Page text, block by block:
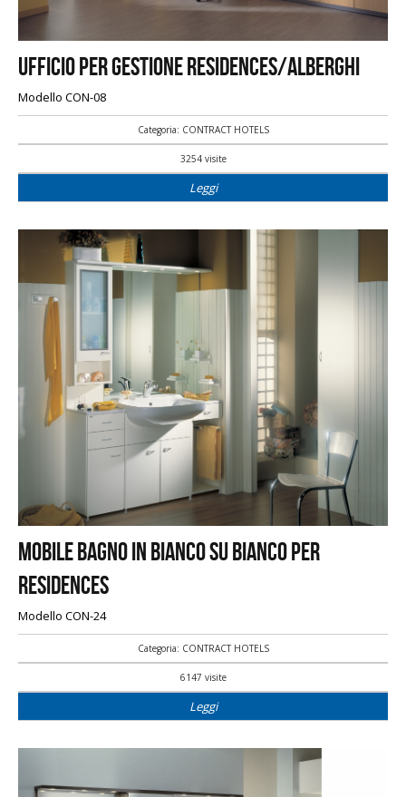
Ufficio per gestione residences/alberghi
Modello CON-08
Categoria: CONTRACT HOTELS
3254 visite
Leggi
Mobile bagno in bianco su bianco per
residences
Modello CON-24
Categoria: CONTRACT HOTELS
6147 visite
Leggi